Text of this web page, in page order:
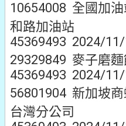
10654008 全國加
和路加油站
45369493 2024/11/
29329849 麥子磨
45369493 2024/
56801904 新加坡
台灣分公司